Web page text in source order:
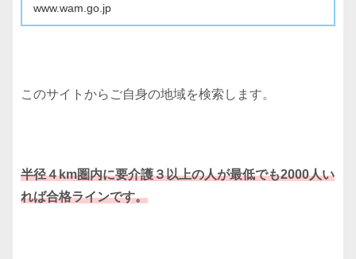
www.wam.go.jp
このサイトからご自身の地域を検索します。
半径４km圏内に要介護３以上の人が最低でも2000人い
れば合格ラインです。